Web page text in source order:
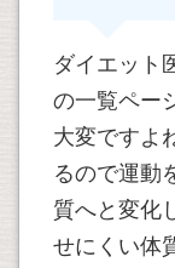
ダイエット
の一覧ペー
大変ですよ
るので運動
質へと変化
せにくい体